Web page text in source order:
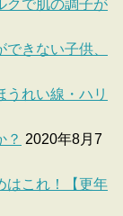
クで肌の調子が
きない子供、
うれい線・ハリ
？ 2020年8月7
はこれ！【更年